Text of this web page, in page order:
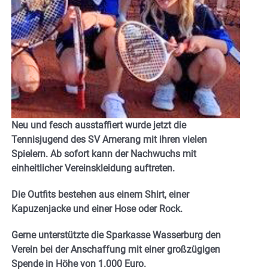
Neu und fesch ausstaffiert wurde jetzt die
Tennisjugend des SV Amerang mit ihren vielen
Spielern. Ab sofort kann der Nachwuchs mit
einheitlicher Vereinskleidung auftreten.
Die Outfits bestehen aus einem Shirt, einer
Kapuzenjacke und einer Hose oder Rock.
Gerne unterstützte die Sparkasse Wasserburg den
Verein bei der Anschaffung mit einer großzügigen
Spende in Höhe von 1.000 Euro.